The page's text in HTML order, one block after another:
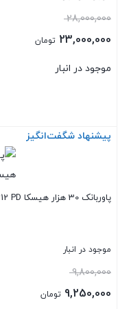
28,000,000قیمت
اصلی:
بود.
23,000,000 تومان
موجود در انبار
بستن
پیشنهاد شگفت‌انگیز
پاوربانک 30 هزار هیسکا HISKA HP312 PD
موجود در انبار
9,800,000قیمت
اصلی:9,250,000 تومان